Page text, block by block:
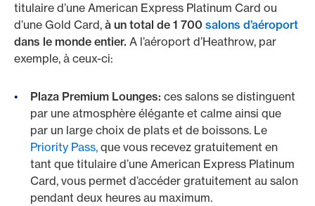
titulaire d’une American Express Platinum Card ou
d’une Gold Card, à un total de 1 700 salons d’aéroport
dans le monde entier. A l’aéroport d’Heathrow, par
exemple, à ceux-ci:
Plaza Premium Lounges: ces salons se distinguent
par une atmosphère élégante et calme ainsi que
par un large choix de plats et de boissons. Le
Priority Pass, que vous recevez gratuitement en
tant que titulaire d’une American Express Platinum
Card, vous permet d’accéder gratuitement au salon
pendant deux heures au maximum.